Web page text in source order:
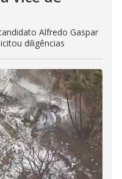
Alfredo Gaspar
diligências